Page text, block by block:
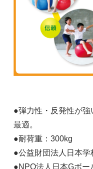
●弾力性・反発性が
最適。
●耐荷重：300kg
●公益財団法人日本学
●NPO法人日本Gボー